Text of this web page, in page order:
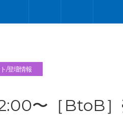
/登壇情報
〜［BtoB